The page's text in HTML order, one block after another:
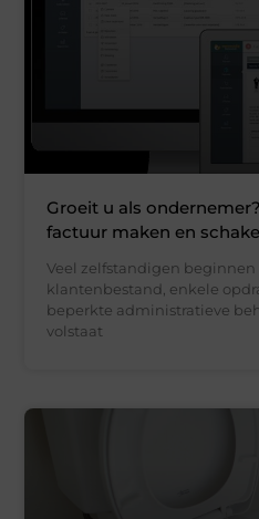
Groeit u als
factuur maken en
Veel zelfstandigen
klantenbestand, enkele
beperkte administratieve
volstaat